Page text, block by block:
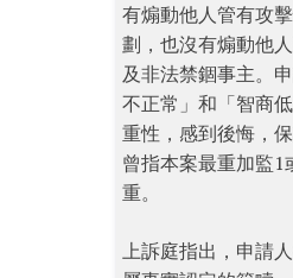
有煽動他人管有攻
劃，也沒有煽動他
及非法禁錮事主。
不正常」和「智商
重性，感到後悔，
曾指本案最重加監1
重。
上訴庭指出，申請